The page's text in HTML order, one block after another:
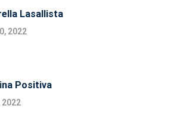
Lasallista
2022
Positiva
2022